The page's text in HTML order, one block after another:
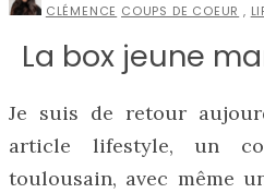
CLÉMENCE COUPS DE COEUR ,
La box jeune
Je suis de retour
article lifestyle, un
toulousain, avec même